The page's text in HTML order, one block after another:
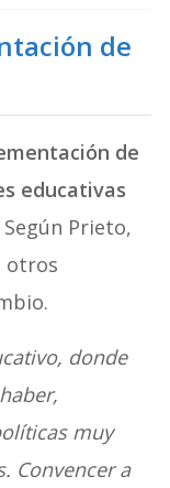
de
de
educativas
Según Prieto,
otros
donde
muy
Convencer a